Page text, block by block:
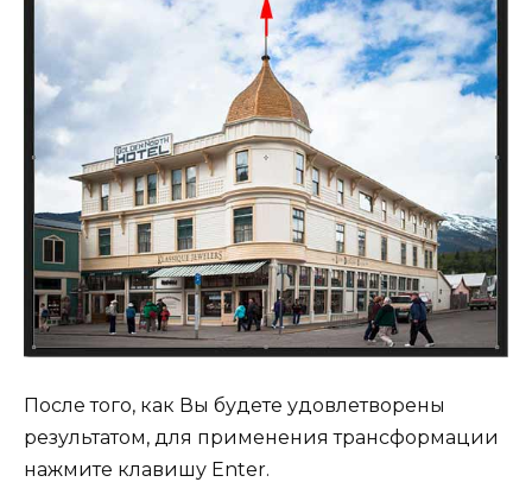
После того, как Вы будете удовлетворены
результатом, для применения трансформации
нажмите клавишу Enter.